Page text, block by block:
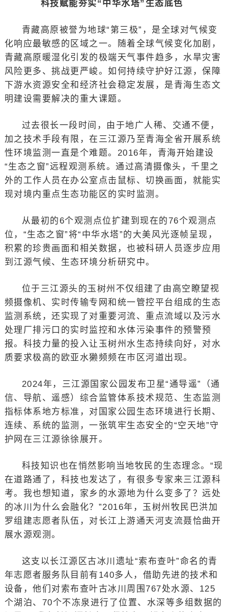
科技赋能夯实“中华水塔”生态底色
青藏高原被誉为地球“第三极”，是全球对气候变
化响应最敏感的区域之一。随着全球气候变化加剧，
青藏高原暖湿化引发的极端天气事件趋多，水旱灾害
风险更多、挑战更严峻。如何持续守护好江源，保障
下游水资源安全和经济社会稳定发展，是青海生态文
明建设需要解决的重大课题。
过去很长一段时间，由于地广人稀、交通不便，
加之技术手段有限，在三江源乃至青海全省开展系统
性环境监测一直是个难题。2016年，青海开始建设
“生态之窗”远程观测系统。通过高清摄像头，千里之
外的工作人员在办公室点击鼠标、切换画面，就能实
现对境内重点生态功能区的实时监测。
从最初的6个观测点位扩建到现在的76个观测点
位，“生态之窗”将“中华水塔”的大美风光逐帧呈现，
积累的珍贵画面和相关数据，也被科研人员逐步应用
到江源气候、生态环境分析研究中。
位于三江源头的玉树州不仅组建了由高空瞭望视
频摄像机、实时传输专网和统一管控平台组成的生态
监测系统，还实现了对重要河流、重点流域以及污水
处理厂排污口的实时监控和水体污染事件的预警预
报。科技力量的投入让玉树州水生态持续向好，对水
质要求极高的欧亚水獭频频在市区河道出现。
2024年，三江源国家公园发布卫星“通导遥”（通
信、导航、遥感）综合监管体系技术规范、生态监测
指标体系地方标准，对国家公园生态环境进行长期、
连续、系统的监测，一张筑牢生态安全的“空天地”守
护网在三江源徐徐展开。
科技知识也在悄然影响当地牧民的生态理念。“现
在道路通了，科技也发达了，有很多专家来三江源科
考。我也想知道，家乡的水源地为什么变多了？远处
的冰川为什么会融化？”2016年，玉树州牧民巴洪加
罗组建志愿者队伍，对长江上游通天河支流聂恰曲开
展水源观测。
这支以长江源区古冰川遗址“索布查叶”命名的青
年志愿者服务队目前有140多人，借助先进的技术和
设备，他们对索布查叶古冰川周围767处水源、125
个湖泊、70个不冻泉进行了位置、水深等多组数据的